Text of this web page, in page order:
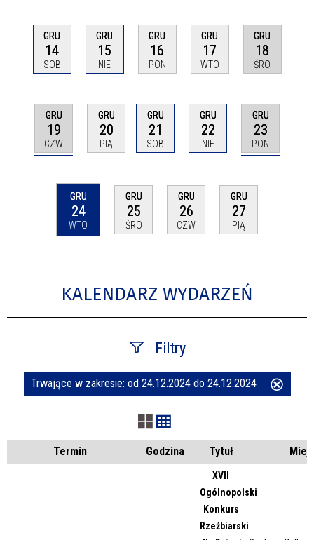
GRU
14
SOB
GRU
15
NIE
GRU
16
PON
GRU
17
WTO
GRU
18
ŚRO
GRU
19
CZW
GRU
20
PIĄ
GRU
21
SOB
GRU
22
NIE
GRU
23
PON
GRU
24
WTO
GRU
25
ŚRO
GRU
26
CZW
GRU
27
PIĄ
KALENDARZ WYDARZEŃ
Filtry
Szukana fraza
Kategoria
Trwające w zakresie: od 24.12.2024 do 24.12.2024
Termin Godzina Tytuł
XVII
Ogólnopolski
Konkurs
Rzeźbiarski